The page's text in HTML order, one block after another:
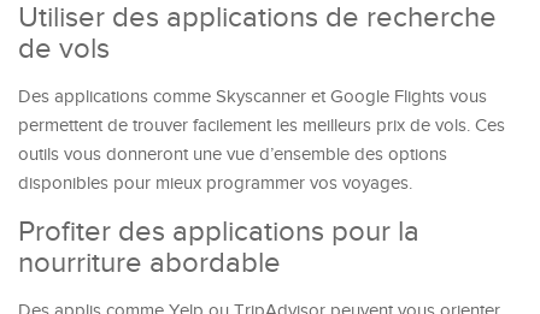
Utiliser des applications de recherche
de vols
Des applications comme Skyscanner et Google Flights vous
permettent de trouver facilement les meilleurs prix de vols. Ces
outils vous donneront une vue d’ensemble des options
disponibles pour mieux programmer vos voyages.
Profiter des applications pour la
nourriture abordable